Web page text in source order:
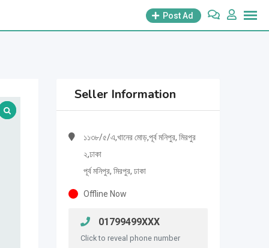
Post Ad
Seller Information
১১৩৮/৫/এ,খানের মোড়,পূর্ব মনিপুর, মিরপুর
২,ঢাকা
পূর্ব মনিপুর, মিরপুর, ঢাকা
Offline Now
01799499XXX
Click to reveal phone number